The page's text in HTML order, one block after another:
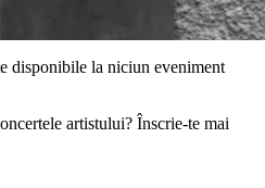
disponibile la niciun eveniment
artistului? Înscrie-te mai